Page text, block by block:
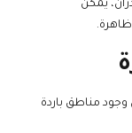
يمكن
مناطق باردة